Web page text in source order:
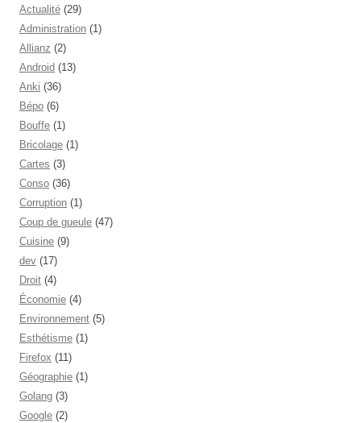
Actualité (29)
Administration (1)
Allianz (2)
Android (13)
Anki (36)
Bépo (6)
Bouffe (1)
Bricolage (1)
Cartes (3)
Conso (36)
Corruption (1)
Coup de gueule (47)
Cuisine (9)
dev (17)
Droit (4)
Économie (4)
Environnement (5)
Esthétisme (1)
Firefox (11)
Géographie (1)
Golang (3)
Google (2)